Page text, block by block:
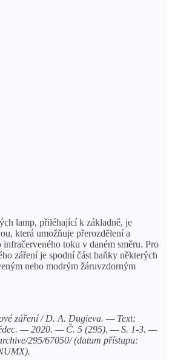
lamp, přiléhající k základně, je
která umožňuje přerozdělení a
toku v daném směru. Pro
záření je spodní část baňky některých
nebo modrým žáruvzdorným
záření / D. A. Dugieva. — Text:
— 2020. — Č. 5 (295). — S. 1-3. —
295/67050/ (datum přístupu: